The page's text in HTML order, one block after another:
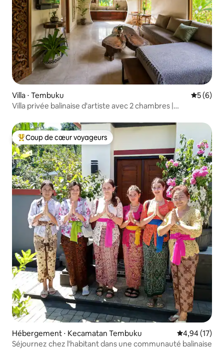
Villa ⋅ Tembuku
5 (6)
Villa privée balinaise d'artiste avec 2 chambres |
Coups de cœur voyageurs les plus appréciés
Coup de cœur voyageurs
Hébergement ⋅ Kecamatan Tembuku Évaluation
4,94 (17)
Séjournez chez l'habitant dans une communauté balinaise